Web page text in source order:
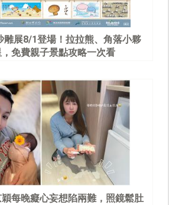
雕展8/1登場！拉拉熊、角落小夥
免費親子景點攻略一次看
每晚癡心妄想陷兩難，照鏡鬆肚